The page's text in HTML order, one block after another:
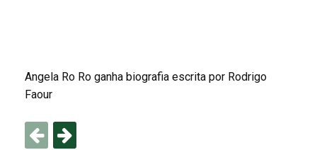
Angela Ro Ro ganha biografia escrita por Rodrigo
Faour